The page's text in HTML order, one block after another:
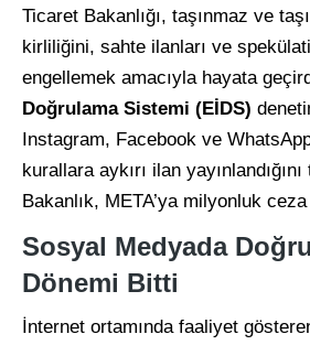
Ticaret Bakanlığı, taşınmaz ve
kirliliğini, sahte ilanları ve
engellemek amacıyla hayata
Doğrulama Sistemi (EİDS)
Instagram, Facebook ve
kurallara aykırı ilan
Bakanlık, META’ya milyonluk
Sosyal Medyada
Dönemi Bitti
İnternet ortamında faaliyet